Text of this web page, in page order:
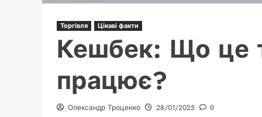
Торгівля Цікаві факти
Кешбек: Що це
працює?
Олександр Троценко 28/01/2025 0